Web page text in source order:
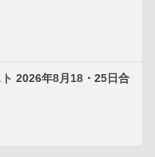
2026年8月18・25日合